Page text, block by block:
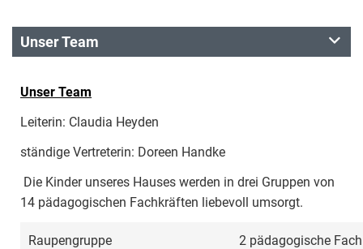
Unser Team
Unser Team
Leiterin: Claudia Heyden
ständige Vertreterin: Doreen Handke
Die Kinder unseres Hauses werden in drei Gruppen von
14 pädagogischen Fachkräften liebevoll umsorgt.
Raupengruppe 2 pädagogische